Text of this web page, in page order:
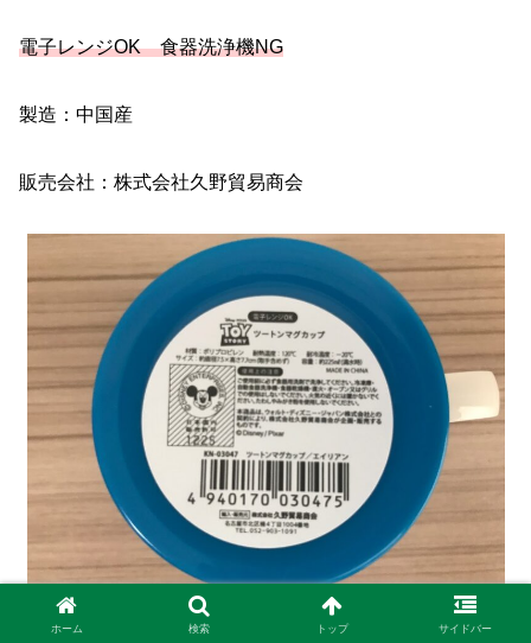
電子レンジOK 食器洗浄機NG
製造：中国産
販売会社：株式会社久野貿易商会
ホーム 検索 トップ サイドバー